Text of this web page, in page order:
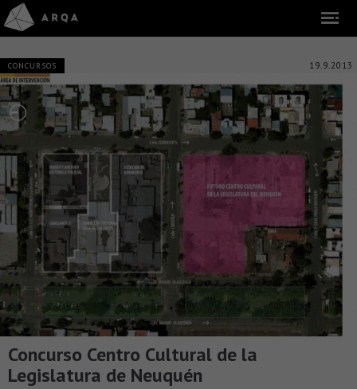
CONCURSOS 19.9.2013
Concurso Centro Cultural de la
Legislatura de Neuquén